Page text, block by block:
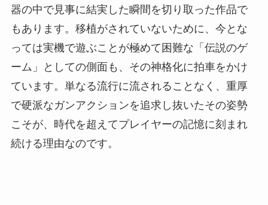
器の中で見事に結実した瞬間を切り取った作品で
もあります。移植がされていないために、今とな
っては実機で遊ぶことが極めて困難な「伝説のゲ
ーム」としての側面も、その神格化に拍車をかけ
ています。単なる流行に流されることなく、重厚
で硬派なガンアクションを追求し抜いたその姿勢
こそが、時代を超えてプレイヤーの記憶に刻まれ
続ける理由なのです。